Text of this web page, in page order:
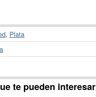
, Plata
te pueden interesar